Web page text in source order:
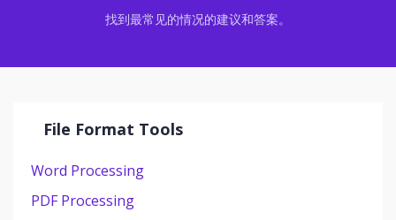
找到最常见的情况的建议和答案。
File Format Tools
Word Processing
PDF Processing